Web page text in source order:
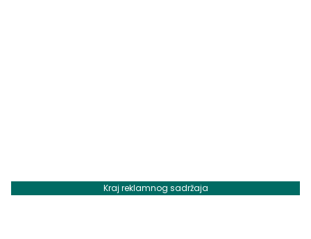
Kraj reklamnog sadržaja